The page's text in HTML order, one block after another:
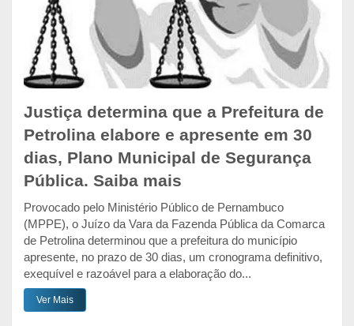
Justiça determina que a Prefeitura de
Petrolina elabore e apresente em 30
dias, Plano Municipal de Segurança
Pública. Saiba mais
Provocado pelo Ministério Público de Pernambuco
(MPPE), o Juízo da Vara da Fazenda Pública da Comarca
de Petrolina determinou que a prefeitura do município
apresente, no prazo de 30 dias, um cronograma definitivo,
exequível e razoável para a elaboração do...
Ver Mais